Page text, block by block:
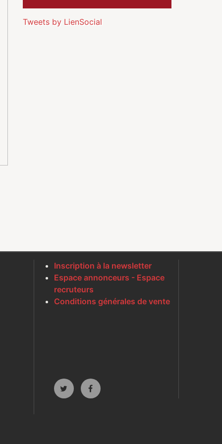
Tweets by LienSocial
Inscription à la newsletter
Espace annonceurs - Espace
recruteurs
Conditions générales de vente